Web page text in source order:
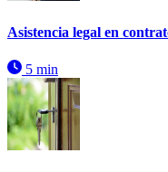
Asistencia legal en
5 min